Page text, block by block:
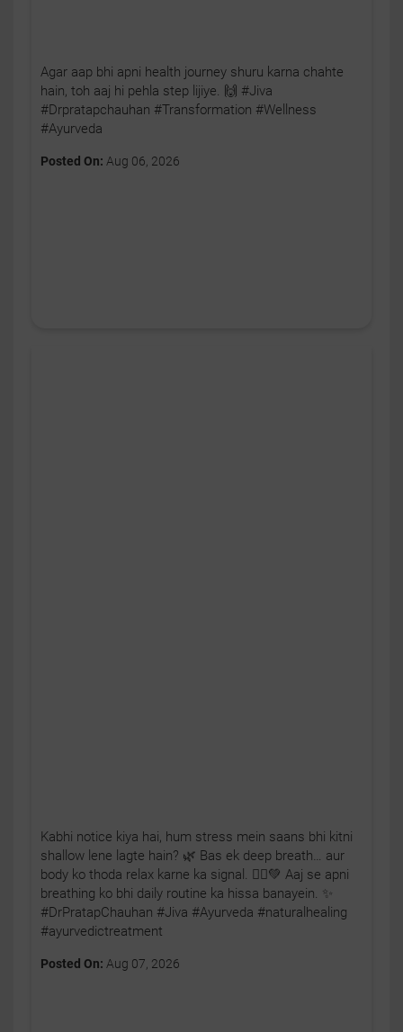
Kabhi notice kiya hai, hum stress mein saans bhi kitni
shallow lene lagte hain? 🌿 Bas ek deep breath… aur
body ko thoda relax karne ka signal. 🧘‍♂️💚 Aaj se apni
breathing ko bhi daily routine ka hissa banayein. ✨
#DrPratapChauhan #Jiva #Ayurveda #naturalhealing
#ayurvedictreatment
Posted On: Aug 07, 2026
Agar aap bhi apni health journey shuru karna chahte
hain, toh aaj hi pehla step lijiye. 🙌 #Jiva
#Drpratapchauhan #Transformation #Wellness
#Ayurveda
Posted On: Aug 06, 2026